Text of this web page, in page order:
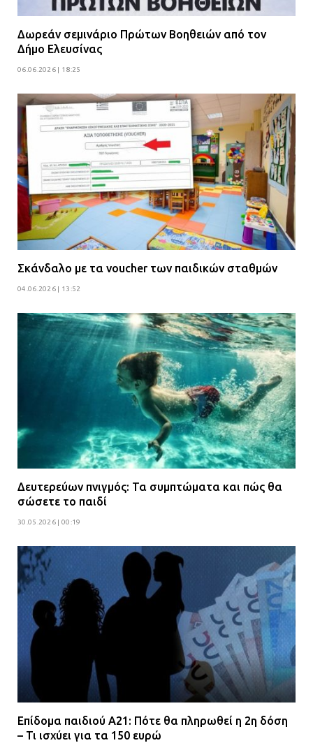
Δωρεάν σεμινάριο Πρώτων Βοηθειών από τον
Δήμο Ελευσίνας
06.06.2026 | 18:25
Σκάνδαλο με τα voucher των παιδικών σταθμών
04.06.2026 | 13:52
Δευτερεύων πνιγμός: Τα συμπτώματα και πώς θα
σώσετε το παιδί
30.05.2026 | 00:19
Επίδομα παιδιού Α21: Πότε θα πληρωθεί η 2η δόση
– Τι ισχύει για τα 150 ευρώ